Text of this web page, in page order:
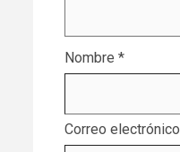
Nombre *
Correo electrónico